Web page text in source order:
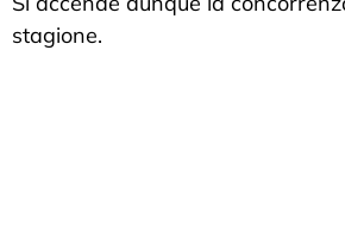
stagione.